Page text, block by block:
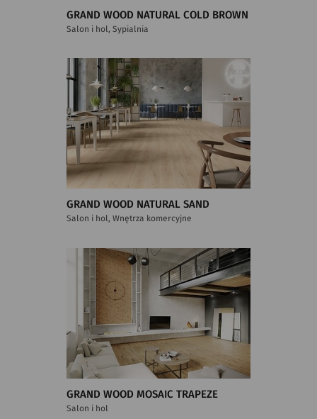
GRAND WOOD NATURAL COLD BROWN
Salon i hol, Sypialnia
GRAND WOOD NATURAL SAND
Salon i hol, Wnętrza komercyjne
GRAND WOOD MOSAIC TRAPEZE
Salon i hol